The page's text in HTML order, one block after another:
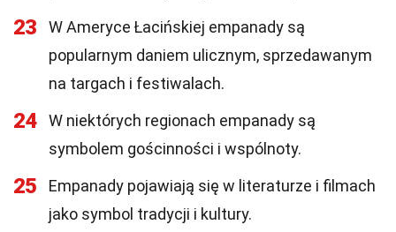
23
W Ameryce Łacińskiej empanady są
popularnym daniem ulicznym, sprzedawanym
na targach i festiwalach.
24
W niektórych regionach empanady są
symbolem gościnności i wspólnoty.
25
Empanady pojawiają się w literaturze i filmach
jako symbol tradycji i kultury.